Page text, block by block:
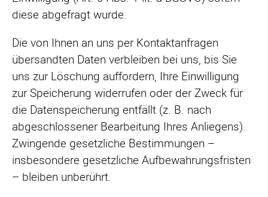
diese abgefragt wurde.
Die von Ihnen an uns per Kontaktanfragen
übersandten Daten verbleiben bei uns, bis Sie
uns zur Löschung auffordern, Ihre Einwilligung
zur Speicherung widerrufen oder der Zweck für
die Datenspeicherung entfällt (z. B. nach
abgeschlossener Bearbeitung Ihres Anliegens).
Zwingende gesetzliche Bestimmungen –
insbesondere gesetzliche Aufbewahrungsfristen
– bleiben unberührt.